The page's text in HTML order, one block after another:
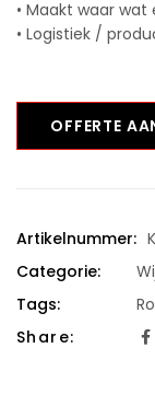
• Maakt waar
• Logistiek /
OFFERTE
Artikelnummer:
Categorie:
Tags:
Share: